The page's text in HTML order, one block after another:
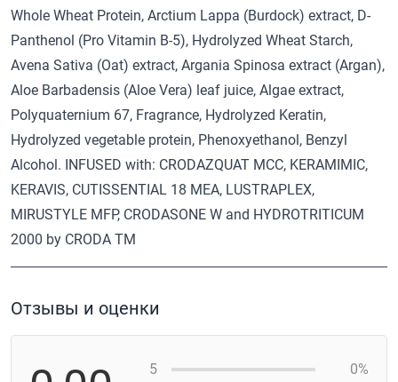
Whole Wheat Protein, Arctium Lappa (Burdock) extract, D-
Panthenol (Pro Vitamin B-5), Hydrolyzed Wheat Starch,
Avena Sativa (Oat) extract, Argania Spinosa extract (Argan),
Aloe Barbadensis (Aloe Vera) leaf juice, Algae extract,
Polyquaternium 67, Fragrance, Hydrolyzed Keratin,
Hydrolyzed vegetable protein, Phenoxyethanol, Benzyl
Alcohol. INFUSED with: CRODAZQUAT MCC, KERAMIMIC,
KERAVIS, CUTISSENTIAL 18 MEA, LUSTRAPLEX,
MIRUSTYLE MFP, CRODASONE W and HYDROTRITICUM
2000 by CRODA TM
Отзывы и оценки
5 0%